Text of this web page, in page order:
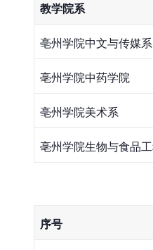
教学院系
亳州学院中文与传媒系
亳州学院中药学院
亳州学院美术系
亳州学院生物与食品
序号